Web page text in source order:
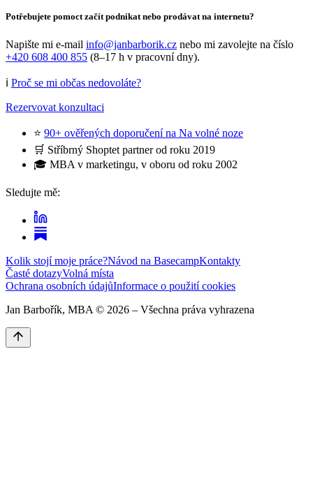
Potřebujete pomoct začít podnikat nebo prodávat na internetu?
Napište mi e-mail info@janbarborik.cz nebo mi zavolejte na číslo
+420 608 400 855 (8–17 h v pracovní dny).
ℹ️ Proč se mi občas nedovoláte?
Rezervovat konzultaci
⭐ 90+ ověřených doporučení na Na volné noze
🛒 Stříbrný Shoptet partner od roku 2019
🎓 MBA v marketingu, v oboru od roku 2002
Sledujte mě:
Kolik stojí moje práce?Návod na BasecampKontakty
Časté dotazyVolná místa
Ochrana osobních údajůInformace o použití cookies
Jan Barbořík, MBA © 2026 – Všechna práva vyhrazena